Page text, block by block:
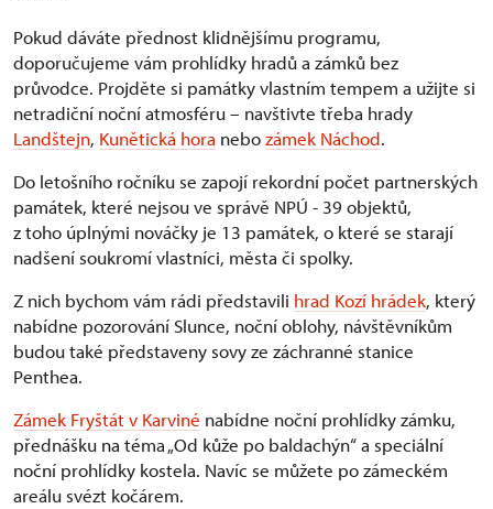
Pokud dáváte přednost klidnějšímu programu,
doporučujeme vám prohlídky hradů a zámků bez
průvodce. Projděte si památky vlastním tempem a užijte si
netradiční noční atmosféru – navštivte třeba hrady
Landštejn, Kunětická hora nebozámek Náchod.
Do letošního ročníku se zapojí rekordní počet partnerských
památek, které nejsou ve správě NPÚ - 39 objektů,
z toho úplnými nováčky je 13 památek, o které se starají
nadšení soukromí vlastníci, města či spolky.
Z nich bychom vám rádi představili hrad Kozí hrádek, který
nabídne pozorování Slunce, noční oblohy, návštěvníkům
budou také představeny sovy ze záchranné stanice
Penthea.
Zámek Fryštát v Karviné nabídne noční prohlídky zámku,
přednášku na téma „Od kůže po baldachýn“ a speciální
noční prohlídky kostela. Navíc se můžete po zámeckém
areálu svézt kočárem.